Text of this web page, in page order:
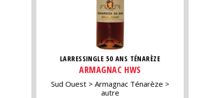
LARRESSINGLE 50 ANS TÉNARÈZE
ARMAGNAC HWS
Sud Ouest
Armagnac Ténarèze
autre